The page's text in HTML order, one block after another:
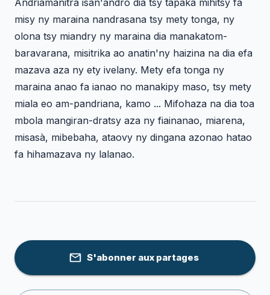
Andriamanitra isan'andro dia tsy tapaka mihitsy fa
misy ny maraina nandrasana tsy mety tonga, ny
olona tsy miandry ny maraina dia manakatom-
baravarana, misitrika ao anatin'ny haizina na dia efa
mazava aza ny ety ivelany. Mety efa tonga ny
maraina anao fa ianao no manakipy maso, tsy mety
miala eo am-pandriana, kamo ... Mifohaza na dia toa
mbola mangiran-dratsy aza ny fiainanao, miarena,
misasà, mibebaha, ataovy ny dingana azonao hatao
fa hihamazava ny lalanao.
S'abonner aux partages